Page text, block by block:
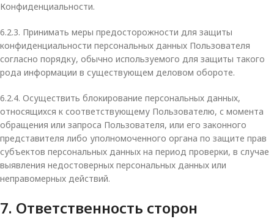
Конфиденциальности.
6.2.3. Принимать меры предосторожности для защиты
конфиденциальности персональных данных Пользователя
согласно порядку, обычно используемого для защиты такого
рода информации в существующем деловом обороте.
6.2.4. Осуществить блокирование персональных данных,
относящихся к соответствующему Пользователю, с момента
обращения или запроса Пользователя, или его законного
представителя либо уполномоченного органа по защите прав
субъектов персональных данных на период проверки, в случае
выявления недостоверных персональных данных или
неправомерных действий.
7. Ответственность сторон